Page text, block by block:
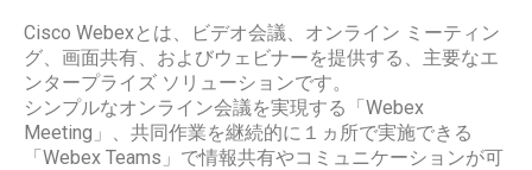
Cisco Webexとは、ビデオ会議、オンライン ミーティン
グ、画面共有、およびウェビナーを提供する、主要なエ
ンタープライズ ソリューションです。
シンプルなオンライン会議を実現する「Webex
Meeting」、共同作業を継続的に１ヵ所で実施できる
「Webex Teams」で情報共有やコミュニケーションが可